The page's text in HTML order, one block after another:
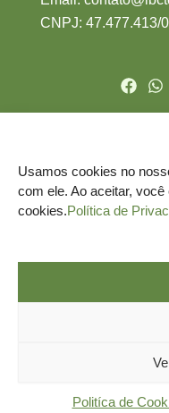
Usamos cookies no
com ele. Ao aceitar,
cookies.Política de
Politíca de
CNPJ: 47.477.413/
Politíca